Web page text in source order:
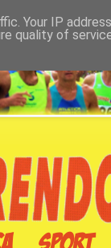
Your IP
quality of